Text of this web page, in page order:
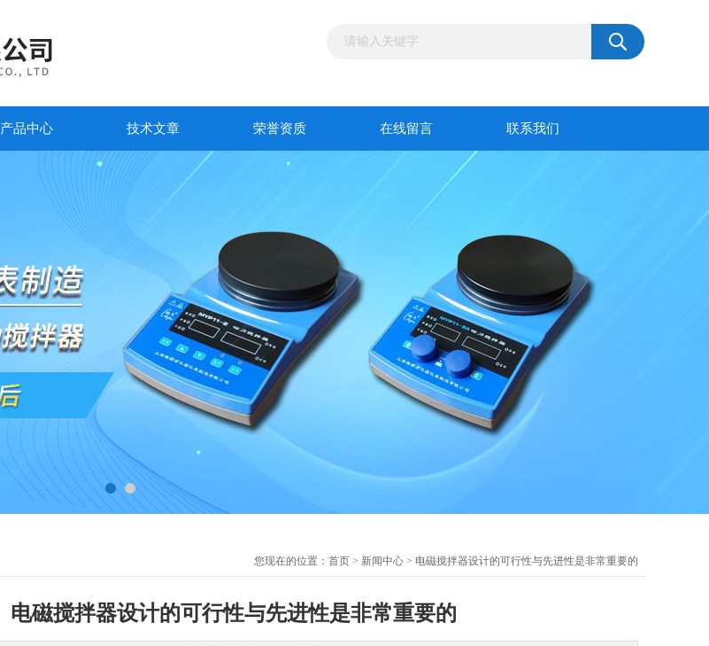
产品中心 技术文章 荣誉资质 在线留言 联系我们
您现在的位置： 首页 > 新闻中心 > 电磁搅拌器设计的可行性与先进性是非常重要的
电磁搅拌器设计的可行性与先进性是非常重要的